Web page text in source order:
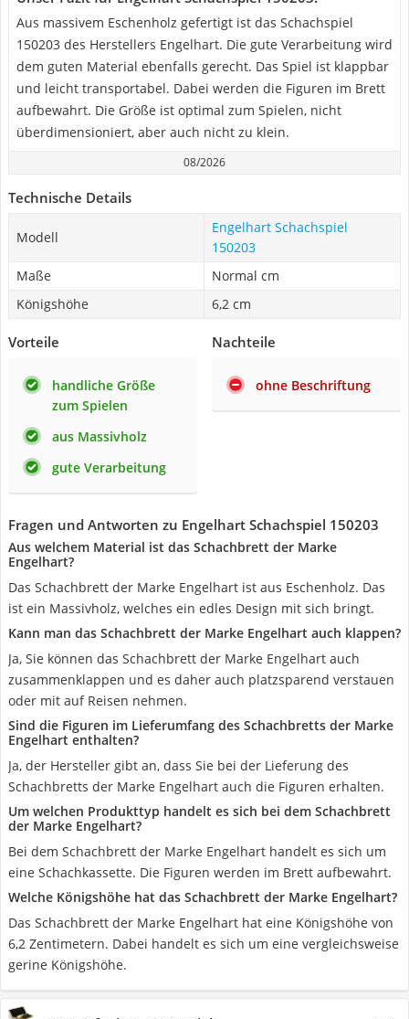
Aus massivem Eschenholz gefertigt ist das Schachspiel
150203 des Herstellers Engelhart. Die gute Verarbeitung wird
dem guten Material ebenfalls gerecht. Das Spiel ist klappbar
und leicht transportabel. Dabei werden die Figuren im Brett
aufbewahrt. Die Größe ist optimal zum Spielen, nicht
überdimensioniert, aber auch nicht zu klein.
08/2026
Technische Details
Modell
Engelhart Schachspiel
150203
Maße
Normal cm
Königshöhe
6,2 cm
Vorteile
handliche Größe
zum Spielen
aus Massivholz
gute Verarbeitung
Nachteile
ohne Beschriftung
Fragen und Antworten zu Engelhart Schachspiel 150203
Aus welchem Material ist das Schachbrett der Marke
Engelhart?
Das Schachbrett der Marke Engelhart ist aus Eschenholz. Das
ist ein Massivholz, welches ein edles Design mit sich bringt.
Kann man das Schachbrett der Marke Engelhart auch klappen?
Ja, Sie können das Schachbrett der Marke Engelhart auch
zusammenklappen und es daher auch platzsparend verstauen
oder mit auf Reisen nehmen.
Sind die Figuren im Lieferumfang des Schachbretts der Marke
Engelhart enthalten?
Ja, der Hersteller gibt an, dass Sie bei der Lieferung des
Schachbretts der Marke Engelhart auch die Figuren erhalten.
Um welchen Produkttyp handelt es sich bei dem Schachbrett
der Marke Engelhart?
Bei dem Schachbrett der Marke Engelhart handelt es sich um
eine Schachkassette. Die Figuren werden im Brett aufbewahrt.
Welche Königshöhe hat das Schachbrett der Marke Engelhart?
Das Schachbrett der Marke Engelhart hat eine Königshöhe von
6,2 Zentimetern. Dabei handelt es sich um eine vergleichsweise
gerine Königshöhe.